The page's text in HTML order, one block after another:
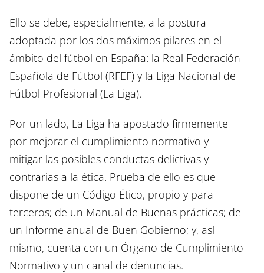
Ello se debe, especialmente, a la postura
adoptada por los dos máximos pilares en el
ámbito del fútbol en España: la Real Federación
Española de Fútbol (RFEF) y la Liga Nacional de
Fútbol Profesional (La Liga).
Por un lado, La Liga ha apostado firmemente
por mejorar el cumplimiento normativo y
mitigar las posibles conductas delictivas y
contrarias a la ética. Prueba de ello es que
dispone de un Código Ético, propio y para
terceros; de un Manual de Buenas prácticas; de
un Informe anual de Buen Gobierno; y, así
mismo, cuenta con un Órgano de Cumplimiento
Normativo y un canal de denuncias.